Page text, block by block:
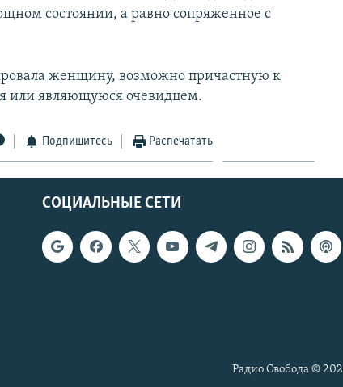
состоянии, а равно сопряженное с
женщину, возможно причастную к
или являющуюся очевидцем.
Подпишитесь Распечатать
СОЦИАЛЬНЫЕ СЕТИ
Радио Свобода ©